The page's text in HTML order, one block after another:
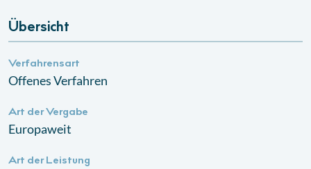
Übersicht
Verfahrensart
Offenes Verfahren
Art der Vergabe
Europaweit
Art der Leistung